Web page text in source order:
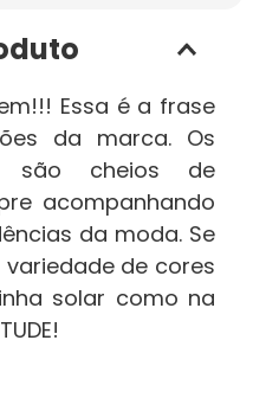
Essa é a frase
da marca. Os
são cheios de
acompanhando
da moda. Se
de cores
solar como na